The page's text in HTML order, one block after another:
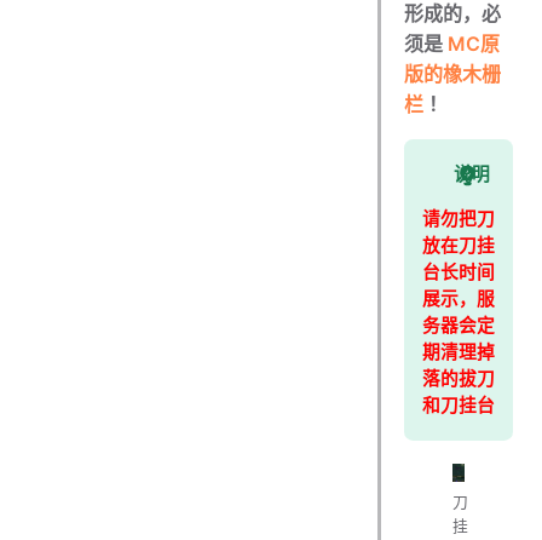
形成的，必
须是 MC原
版的橡木栅
栏 ！
说明
请勿把刀
放在刀挂
台长时间
展示，服
务器会定
期清理掉
落的拔刀
和刀挂台
刀
挂